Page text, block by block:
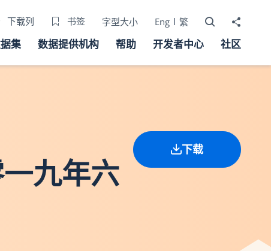
下载列 书签 字型大小 Eng 繁 打开搜寻器
分享至
集 数据提供机构 帮助 开发者中心 社区
九年六
下载